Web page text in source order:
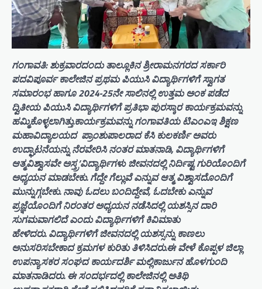
ಗಂಗಾವತಿ: ಶುಕ್ರವಾರದಂದು ತಾಲ್ಲೂಕಿನ ಶ್ರೀರಾಮನಗರದ ಸರ್ಕಾರಿ
ಪದವಿಪೂರ್ವ ಕಾಲೇಜಿನ ಪ್ರಥಮ ಪಿಯುಸಿ ವಿದ್ಯಾರ್ಥಿಗಳಿಗೆ ಸ್ವಾಗತ
ಸಮಾರಂಭ ಹಾಗೂ 2024-25ನೇ ಸಾಲಿನಲ್ಲಿ ಉತ್ತಮ ಅಂಕ ಪಡೆದ
ದ್ವಿತೀಯ ಪಿಯುಸಿ ವಿದ್ಯಾರ್ಥಿಗಳಿಗೆ ಪ್ರತಿಭಾ ಪುರಸ್ಕಾರ ಕಾರ್ಯಕ್ರಮವನ್ನು
ಹಮ್ಮಿಕೊಳ್ಳಲಾಗಿತ್ತು.ಕಾರ್ಯಕ್ರಮವನ್ನು ಗಂಗಾವತಿಯ ಟಿಎಂಎಇ ಶಿಕ್ಷಣ
ಮಹಾವಿದ್ಯಾಲಯದ ಪ್ರಾಂಶುಪಾಲರಾದ ಕೆಸಿ ಕುಲಕರ್ಣಿ ಅವರು
ಉದ್ಘಾಟನೆಯನ್ನು ನೆರವೇರಿಸಿ ನಂತರ ಮಾತನಾಡಿ, ವಿದ್ಯಾರ್ಥಿಗಳಿಗೆ
ಆತ್ಮವಿಶ್ವಾಸವೇ ಅಸ್ತ್ರ’ವಿದ್ಯಾರ್ಥಿಗಳು ಜೀವನದಲ್ಲಿ ನಿರ್ದಿಷ್ಟ ಗುರಿಯೊಂದಿಗೆ
ಅಧ್ಯಯನ ಮಾಡಬೇಕು. ಗೆದ್ದೇ ಗೆಲ್ಲುವೆ ಎನ್ನುವ ಆತ್ಮ ವಿಶ್ವಾಸದೊಂದಿಗೆ
ಮುನ್ನುಗ್ಗಬೇಕು. ನಾವು ಓದಲು ಬಂದಿದ್ದೇವೆ, ಓದಬೇಕು ಎನ್ನುವ
ಪ್ರಜ್ಞೆಯೊಂದಿಗೆ ನಿರಂತರ ಅಧ್ಯಯನ ನಡೆಸಿದಲ್ಲಿ ಯಶಸ್ಸಿನ ದಾರಿ
ಸುಗಮವಾಗಲಿದೆ ಎಂದು ವಿದ್ಯಾರ್ಥಿಗಳಿಗೆ ಕಿವಿಮಾತು
ಹೇಳಿದರು. ವಿದ್ಯಾರ್ಥಿಗಳಿಗೆ ಜೀವನದಲ್ಲಿ ಯಶಸ್ಸನ್ನು ಕಾಣಲು
ಅನುಸರಿಸಬೇಕಾದ ಕ್ರಮಗಳ ಕುರಿತು ತಿಳಿಸಿದರು.ಈ ವೇಳೆ ಕೊಪ್ಪಳ ಜಿಲ್ಲಾ
ಉಪನ್ಯಾಸಕರ ಸಂಘದ ಕಾರ್ಯದರ್ಶಿ ಮಲ್ಲಿಕಾರ್ಜುನ ಹೊಳಗುಂದಿ
ಮಾತನಾಡಿದರು. ಈ ಸಂದರ್ಭದಲ್ಲಿ ಕಾಲೇಜಿನಲ್ಲಿ ಅತಿಥಿ